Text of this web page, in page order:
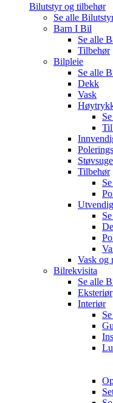
Bilutstyr og tilbehør
Se alle
Barn I Bil
Se alle
Tilbehør
Bilpleie
Se alle
Dekk
Vask
Tilbehør
Utvendig
Vask og
Bilrekvisita
Se alle
Eksteriør
Interiør